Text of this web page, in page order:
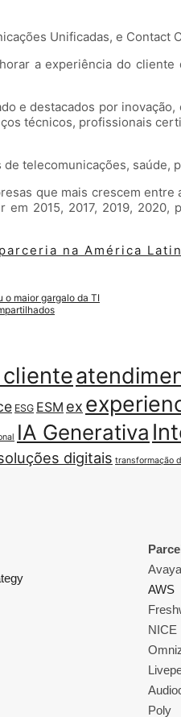
Unificadas, e Contact
a experiência do
e destacados por
técnicos, profissionais
telecomunicações,
que mais crescem
2015, 2017, 2019,
na América
o maior gargalo da TI
ESG ESM ex
IA Generativa
digitais transformação
Avaya
AWS
NICE
Poly